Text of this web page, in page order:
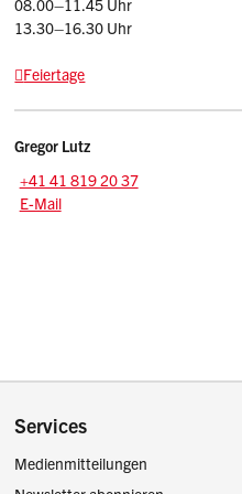
08.00–11.45 Uhr
13.30–16.30 Uhr
Feiertage
Gregor Lutz
Zentrale:
+41 41 819 20 37
E-Mail: gregor.lutz
E-Mail
Footer
Services
Medienmitteilungen